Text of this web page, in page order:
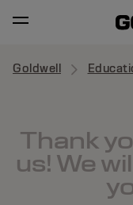
Goldwell
Thank
us! We